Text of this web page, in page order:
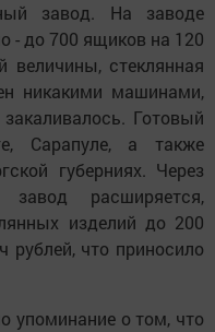
завод. На заводе
- до 700 ящиков на 120
величины, стеклянная
никакими машинами,
Готовый
Сарапуле, а также
губерниях. Через
завод расширяется,
изделий до 200
что приносило
упоминание о том, что